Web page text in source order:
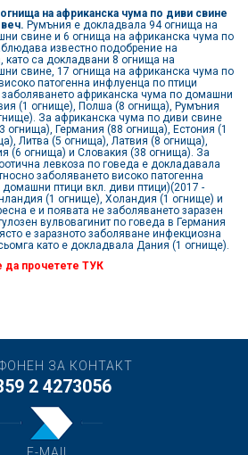
на африканска чума по диви свине
Румъния е докладвала 94 огнища на
свине и 6 огнища на африканска чума по
известно подобрение на
като са докладвани 8 огнища на
свине, 17 огнища на африканска чума по
патогенна инфлуенца по птици
африканска чума по домашни
(1 огнище), Полша (8 огнища), Румъния
За африканска чума по диви свине
огнища), Германия (88 огнища), Естония (1
Литва (5 огнища), Латвия (8 огнища),
(6 огнища) и Словакия (38 огнища). За
левкоза по говеда е докладавала
заболяването високо патогенна
птици вкл. диви птици)(2017 -
(1 огнище), Холандия (1 огнище) и
е и появата не заболяването заразен
вулвовагинит по говеда в Германия
е заразното заболяване инфекциозна
като е докладвала Дания (1 огнище).
прочетете ТУК
ЗА КОНТАКТ
2 4273056
E-MAIL